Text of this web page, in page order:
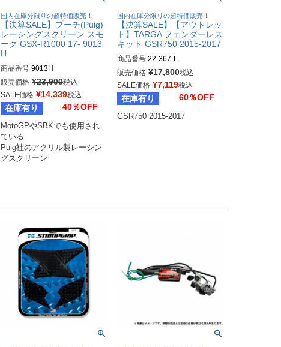
国内在庫分限りの超特価販売！
【決算SALE】プーチ(Puig)
レーシングスクリーン スモ
ーク GSX-R1000 17- 9013
H
商品番号 9013H
販売価格 ¥23,900税込
SALE価格 ¥14,339税込
在庫有り 40％OFF
MotoGPやSBKでも使用され
ている
Puig社のアクリル製レーシン
グスクリーン
国内在庫分限りの超特価販売！
【決算SALE】【アウトレッ
ト】TARGA フェンダーレス
キット GSR750 2015-2017
商品番号 22-367-L
DRAG型番：2030-1038
販売価格 ¥17,800税込
SALE価格 ¥7,119税込
在庫有り 60％OFF
GSR750 2015-2017